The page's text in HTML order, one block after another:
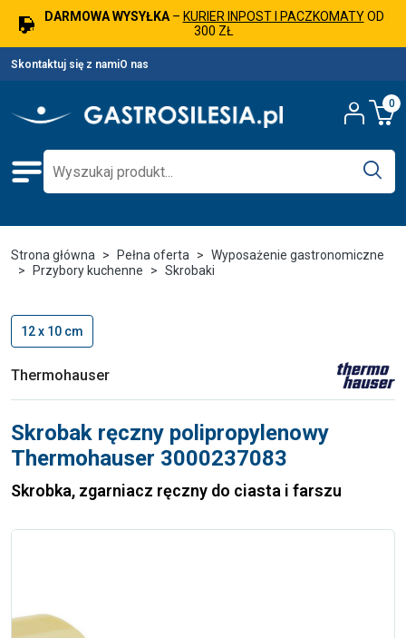
DARMOWA WYSYŁKA– KURIER INPOST I PACZKOMATYOD
300 ZŁ
Skontaktuj się z namiO nas
0
Strona główna Pełna oferta
Wyposażenie gastronomiczne
Przybory kuchenne
Skrobaki
12 x 10 cm
Thermohauser
Skrobak ręczny polipropylenowy
Thermohauser 3000237083
Skrobka, zgarniacz ręczny do ciasta i farszu